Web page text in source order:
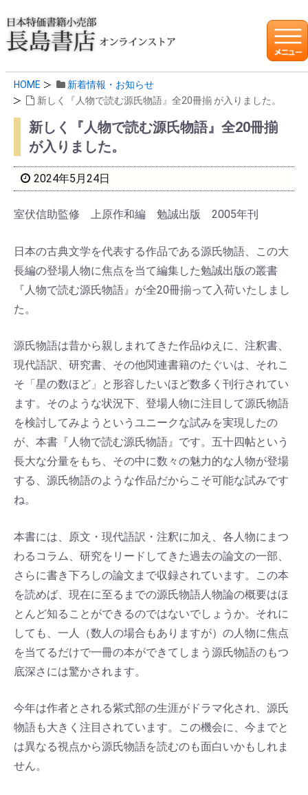
HOME
新着情報・お知らせ
新しく『人物で読む源氏物語』全20冊揃 が入りました。
新しく『人物で読む源氏物語』全20冊揃
が入りました。
2024年5月24日
室伏信助監修 上原作和編 勉誠出版 2005年刊
日本の古典文学を代表する作品である源氏物語、この大
長編の登場人物に焦点を当て編集した勉誠出版の叢書
『人物で読む源氏物語』が全20冊揃って入荷いたしまし
た。
源氏物語は昔から親しまれてきた作品ゆえに、注釈書、
現代語訳、研究書、その他関連書籍のたぐいは、それこ
そ「星の数ほど」と形容したいほど数多く刊行されてい
ます。そのような状況下、登場人物に注目して源氏物語
を検討してみようというユニークな試みを実現したの
が、本書『人物で読む源氏物語』です。五十四帖という
長大な分量をもち、その中に数々の魅力的な人物が登場
する、源氏物語のような作品だからこそ可能な試みです
ね。
本書には、原文・現代語訳・注釈に加え、各人物にまつ
わるコラム、研究をリードしてきた過去の論文の一部、
さらに書き下ろしの論文まで収録されています。この本
を読めば、現在に至るまでの源氏物語人物論の概要はほ
とんど知ることができるのではないでしょうか。それに
しても、一人（数人の場合もありますが）の人物に焦点
を当てるだけで一冊の本ができてしまう源氏物語のもつ
底深さには驚かされます。
今年は作者とされる紫式部の生涯がドラマ化され、源氏
物語も大きく注目されています。この機会に、今までと
は異なる視点から源氏物語を読むのも面白いかもしれま
せん。